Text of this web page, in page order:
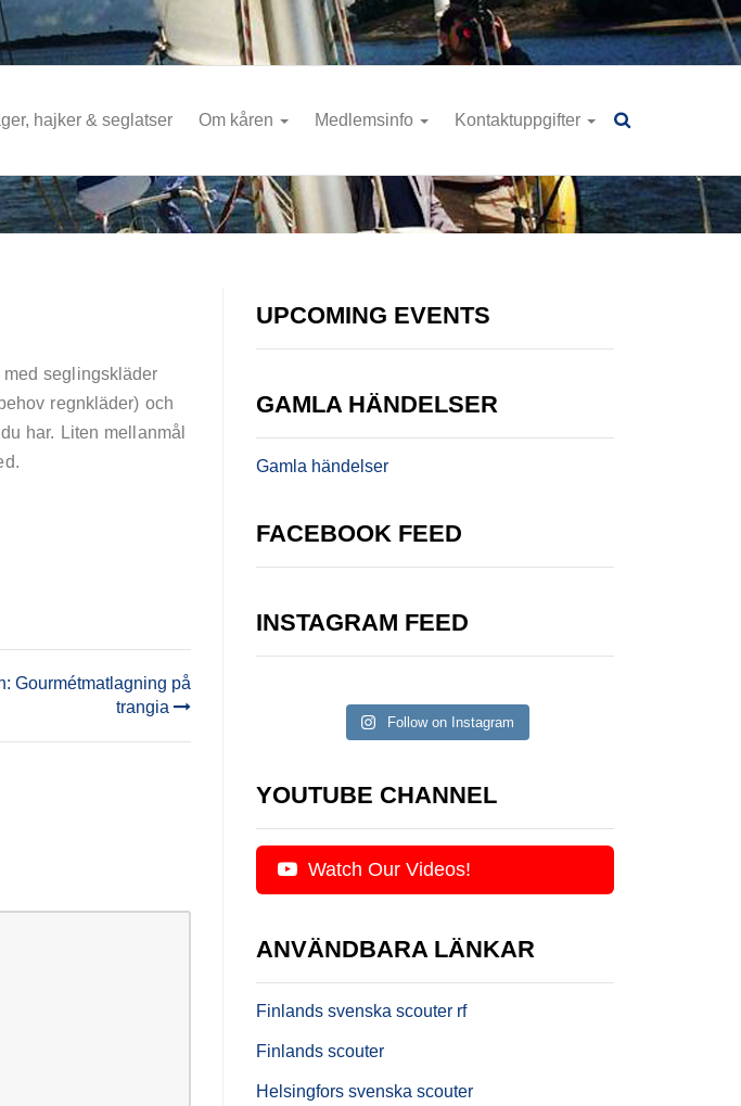
hajker & seglatser Om kåren Medlemsinfo Kontaktuppgifter
seglingskläder
regnkläder) och
har. Liten mellanmål
Gourmétmatlagning på
trangia
UPCOMING EVENTS
GAMLA HÄNDELSER
Gamla händelser
FACEBOOK FEED
INSTAGRAM FEED
Follow on Instagram
YOUTUBE CHANNEL
Watch Our Videos!
ANVÄNDBARA LÄNKAR
Finlands svenska scouter rf
Finlands scouter
Helsingfors svenska scouter